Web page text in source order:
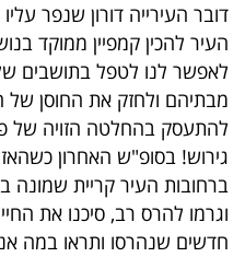
דובר העירייה דורון שנפר
העיר להכין קמפיין ממוקד
מבתיהם ולחזק את החוסן של
להתעסק בהחלטה הזויה של
גירוש! בסופ"ש האחרון
ברחובות העיר קריית שמונה
וגרמו להרס רב, סיכנו את
חדשים שנהרסו ותראו במה